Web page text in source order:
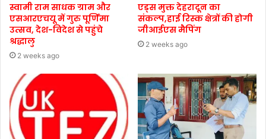
स्वामी राम साधक ग्राम और
एसआरएचयू में गुरु पूर्णिमा
उत्सव, देश-विदेश से पहुंचे
श्रद्धालु
2 weeks ago
एड्स मुक्त देहरादून का
संकल्प,हाई रिस्क क्षेत्रों की होगी
जीआईएस मैपिंग
2 weeks ago